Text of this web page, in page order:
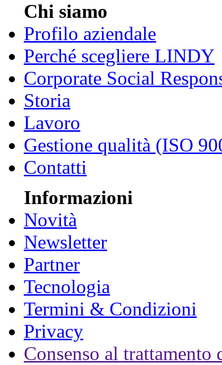
Chi siamo
Profilo aziendale
Perché scegliere LINDY
Corporate Social
Storia
Lavoro
Gestione qualità (ISO
Contatti
Informazioni
Novità
Newsletter
Partner
Tecnologia
Termini & Condizioni
Privacy
Consenso al trattamento